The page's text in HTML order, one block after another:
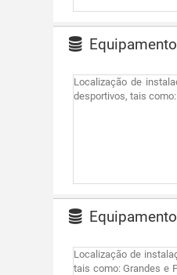
Localização de
desportivos, tais
Localização de
tais como: Grandes e